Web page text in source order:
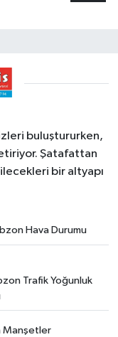
buluştururken,
Şatafattan
bir altyapı
Hava Durumu
Trafik Yoğunluk
Manşetler